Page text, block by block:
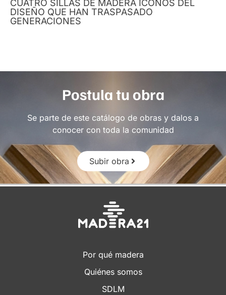
CUATRO SILLAS DE MADERA ÍCONOS DEL
DISEÑO QUE HAN TRASPASADO
GENERACIONES
Postula tu obra
Se parte de este catálogo de obras y dalos a
conocer con toda la comunidad
Subir obra
Por qué madera
Quiénes somos
SDLM